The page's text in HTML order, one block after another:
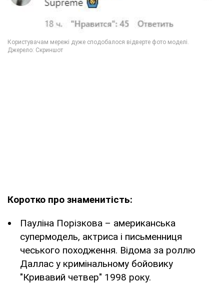
Коротко про знаменитість:
Пауліна Порізкова – американська
супермодель, актриса і письменниця
чеського походження. Відома за роллю
Даллас у кримінальному бойовику
"Кривавий четвер" 1998 року.